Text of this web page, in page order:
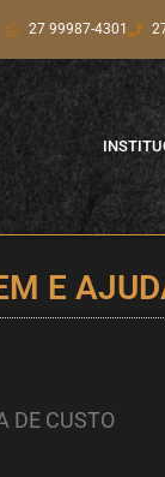
27 99987-4301
E
DE CUSTO